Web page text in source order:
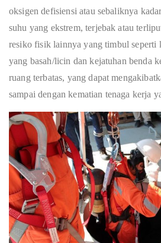
oksigen defisiensi atau sebaliknya
suhu yang ekstrem, terjebak atau
resiko fisik lainnya yang timbul seperti
yang basah/licin dan kejatuhan benda
ruang terbatas, yang dapat
sampai dengan kematian tenaga kerja